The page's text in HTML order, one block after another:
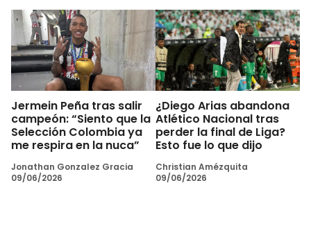
Jermein Peña tras salir
campeón: “Siento que la
Selección Colombia ya
me respira en la nuca”
Jonathan Gonzalez Gracia
09/06/2026
¿Diego Arias abandona
Atlético Nacional tras
perder la final de Liga?
Esto fue lo que dijo
Christian Amézquita
09/06/2026